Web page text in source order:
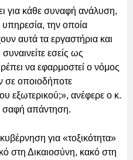
για κάθε συναφή ανάλυση,
υπηρεσία, την οποία
αυτά τα εργαστήρια και
εσείς ως
να εφαρμοστεί ο νόμος
σε οποιοδήποτε
εξωτερικού;», ανέφερε ο κ.
σαφή απάντηση.
για «τοξικότητα»
στη Δικαιοσύνη, κακό στη